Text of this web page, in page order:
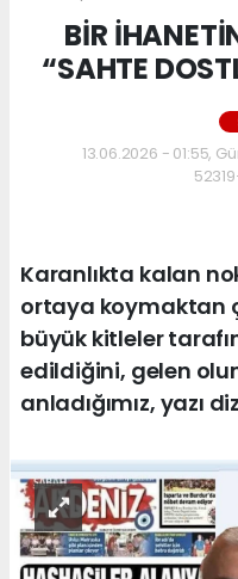
BİR
“SAHTE
13.06.2026 - 01:55,
Karanlıkta kalan
ortaya koymaktan
büyük kitleler
edildiğini, gelen
anladığımız, yazı